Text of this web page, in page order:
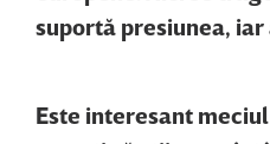
suportă presiunea, iar
Este interesant